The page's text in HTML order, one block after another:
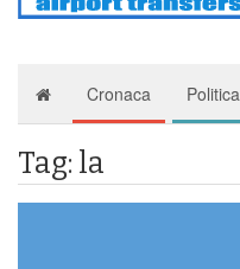
Cronaca Politica
Tag: la